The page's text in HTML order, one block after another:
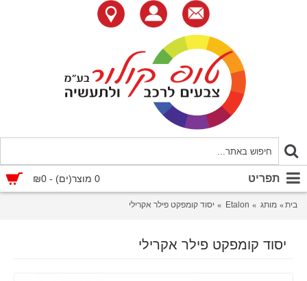
0 מוצר(ים) - ₪0 תפריט
בית מותג Etalon יסוד קומפקט פילר אקרילי
יסוד קומפקט פילר אקרילי